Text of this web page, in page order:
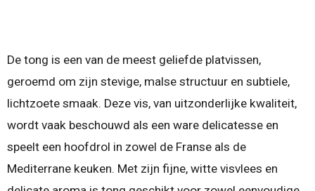
De tong is een van de meest geliefde platvissen,
geroemd om zijn stevige, malse structuur en subtiele,
lichtzoete smaak. Deze vis, van uitzonderlijke kwaliteit,
wordt vaak beschouwd als een ware delicatesse en
speelt een hoofdrol in zowel de Franse als de
Mediterrane keuken. Met zijn fijne, witte visvlees en